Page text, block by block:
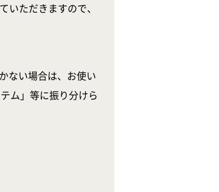
いただきますので、
ない場合は、お使い
ム」等に振り分けら